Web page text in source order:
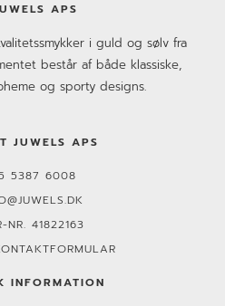
APS
i guld og sølv fra
består af både klassiske,
og sporty designs.
JUWELS APS
5387 6008
NR. 41822163
INFORMATION